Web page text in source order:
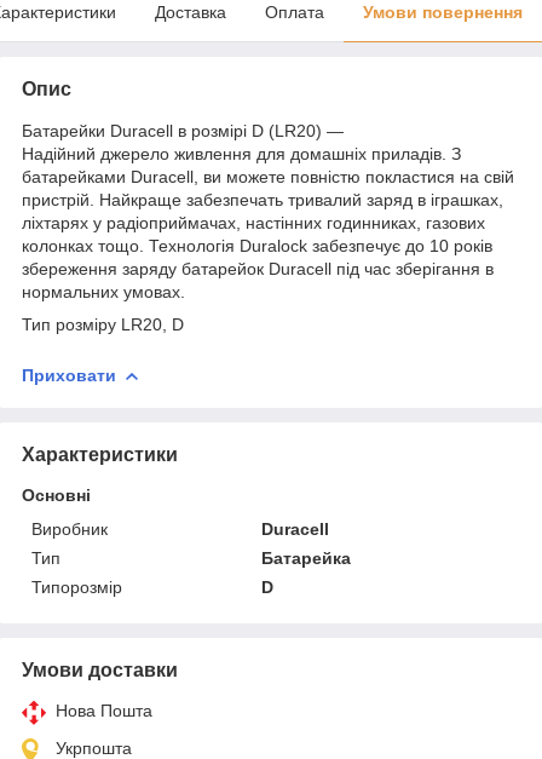
Доставка Оплата Умови повернення
Опис
Батарейки Duracell в розмірі D (LR20) —
Надійний джерело живлення для домашніх приладів. З
батарейками Duracell, ви можете повністю покластися на свій
пристрій. Найкраще забезпечать тривалий заряд в іграшках,
ліхтарях у радіоприймачах, настінних годинниках, газових
колонках тощо. Технологія Duralock забезпечує до 10 років
збереження заряду батарейок Duracell під час зберігання в
нормальних умовах.
Тип розміру LR20, D
Приховати
Характеристики
Основні
Виробник
Duracell
Тип
Батарейка
Типорозмір
D
Умови доставки
Нова Пошта
Укрпошта